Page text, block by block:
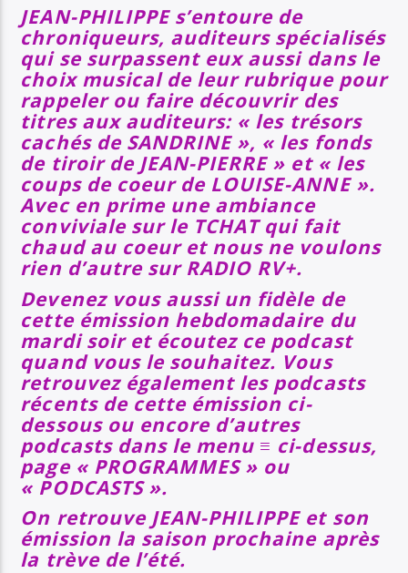
JEAN-PHILIPPE s’entoure de
chroniqueurs, auditeurs spécialisés
qui se surpassent eux aussi dans le
choix musical de leur rubrique pour
rappeler ou faire découvrir des
titres aux auditeurs: « les trésors
cachés de SANDRINE », « les fonds
de tiroir de JEAN-PIERRE » et « les
coups de coeur de LOUISE-ANNE ».
Avec en prime une ambiance
conviviale sur le TCHAT qui fait
chaud au coeur et nous ne voulons
rien d’autre sur RADIO RV+.
Devenez vous aussi un fidèle de
cette émission hebdomadaire du
mardi soir et écoutez ce podcast
quand vous le souhaitez. Vous
retrouvez également les podcasts
récents de cette émission ci-
dessous ou encore d’autres
podcasts dans le menu ≡ ci-dessus,
page « PROGRAMMES » ou
« PODCASTS ».
On retrouve JEAN-PHILIPPE et son
émission la saison prochaine après
la trève de l’été.